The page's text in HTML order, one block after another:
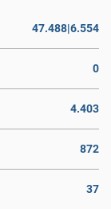
47.488|6.554
0
4.403
872
37